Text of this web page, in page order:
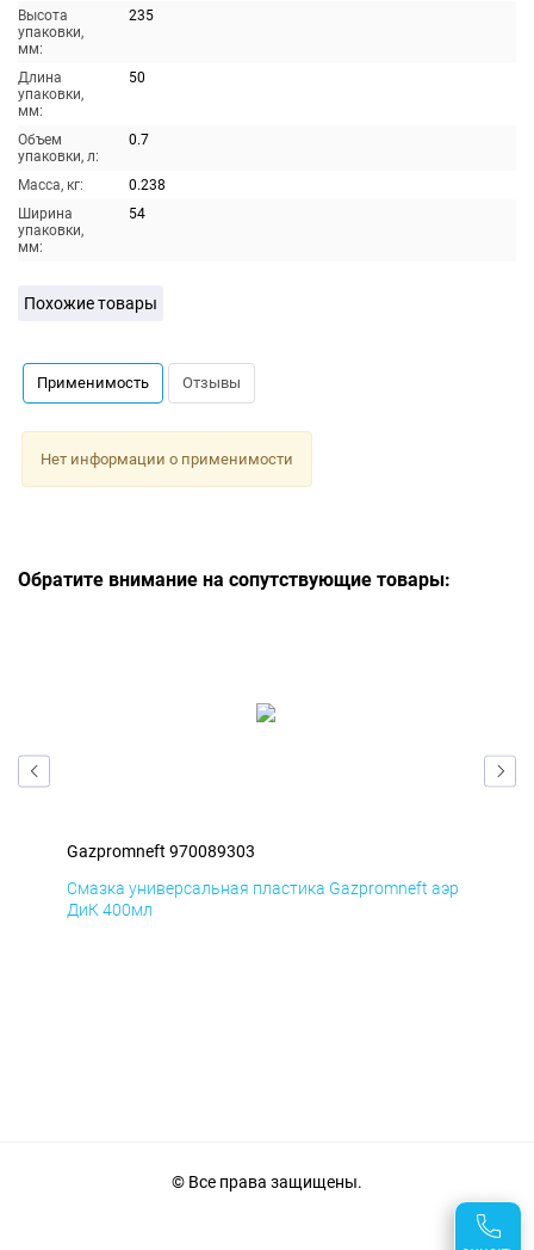
Высота
упаковки,
мм:
235
Длина
упаковки,
мм:
50
Объем
упаковки, л:
0.7
Масса, кг:
0.238
Ширина
упаковки,
мм:
54
Похожие товары
Применимость Отзывы
Нет информации о применимости
Обратите внимание на сопутствующие товары:
Gazpromneft 970089303
Смазка универсальная пластика Gazpromneft аэр
ДиК 400мл
© Все права защищены.